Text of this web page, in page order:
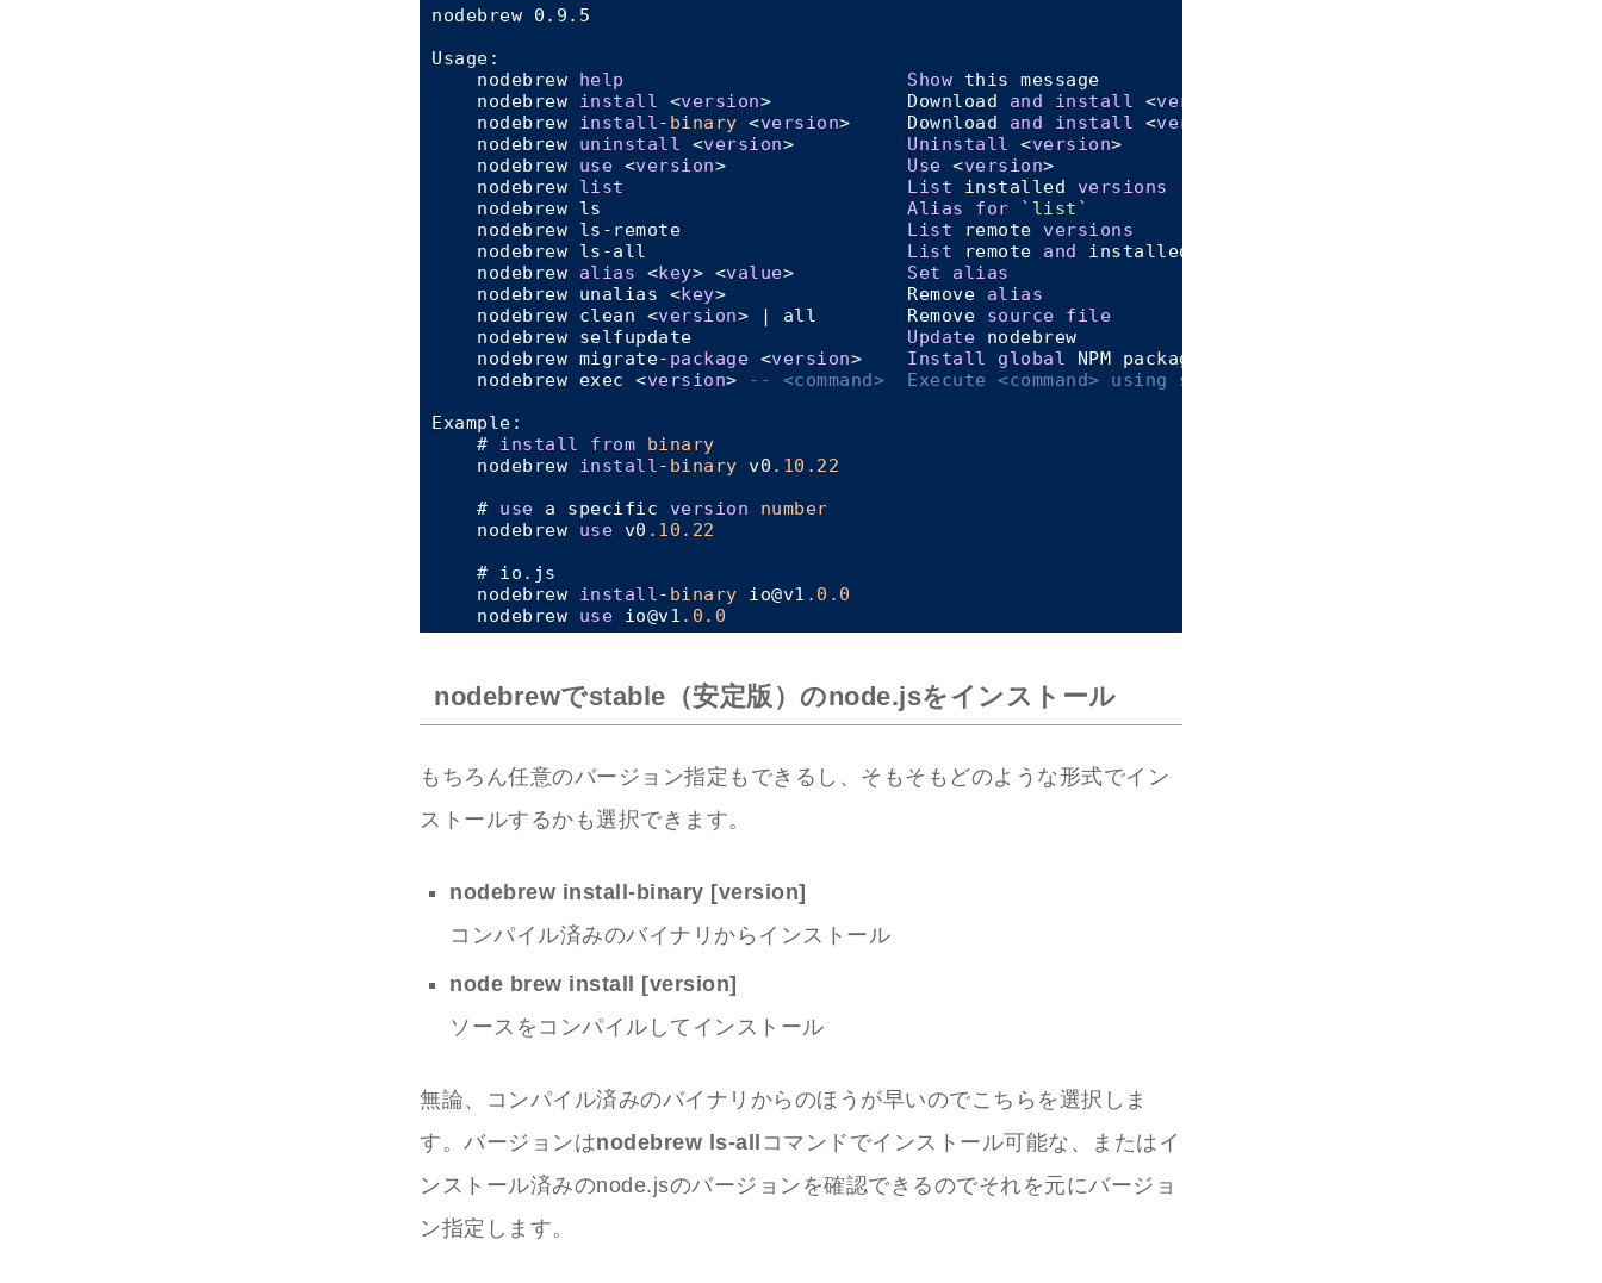
nodebrew 0.9.5
Usage:
    nodebrew
help Show this message
    nodebrew
install <version>            Download and install <version
    nodebrew
install- binary <version>     Download and install <version
    nodebrew
uninstall <version> Uninstall <version>
    nodebrew
use <version> Use <version>
    nodebrew
list List installed versions
    nodebrew ls
Alias for
`list`
    nodebrew ls-remote
List remote versions
    nodebrew ls-all
List remote and installed
    nodebrew
alias <key> <value> Set
alias
    nodebrew unalias <
key>                Remove alias
    nodebrew clean <
version> | all        Remove source
file
    nodebrew selfupdate
Update nodebrew
    nodebrew migrate-
package <version> Install global NPM packages contained
    nodebrew exec <
version>
-- <command>  Execute <command> using specified <version>
Example:
    #
install from
binary
    nodebrew
install- binary v0 .10 .22
    #
use a specific version
number
    nodebrew
use v0 .10 .22
    # io.js
    nodebrew
install- binary io@v1 .0 .0
    nodebrew
use io@v1 .0 .0
nodebrewでstable（安定版）のnode.jsをインストール
もちろん任意のバージョン指定もできるし、そもそもどのような形式でイン
ストールするかも選択できます。
nodebrew install-binary [version]
コンパイル済みのバイナリからインストール
node brew install [version]
ソースをコンパイルしてインストール
無論、コンパイル済みのバイナリからのほうが早いのでこちらを選択しま
す。バージョンはnodebrew ls-all
コマンドでインストール可能な、またはイ
ンストール済みのnode.jsのバージョンを確認できるのでそれを元にバージョ
ン指定します。